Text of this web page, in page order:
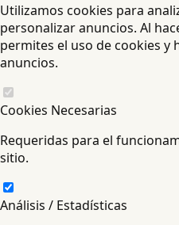
Utilizamos cookies para
personalizar anuncios. Al
permites el uso de cookies y
anuncios.
Cookies Necesarias
Requeridas para el
sitio.
Análisis / Estadísticas